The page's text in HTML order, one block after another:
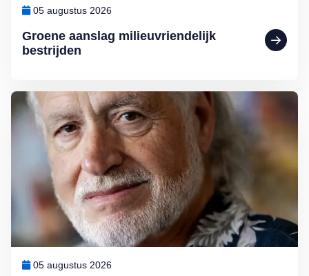
Groene aanslag milieuvriendelijk
bestrijden
05 augustus 2026
05 augustus 2026
Lees meer over George Baker (81) blijft liedjes schrijven en